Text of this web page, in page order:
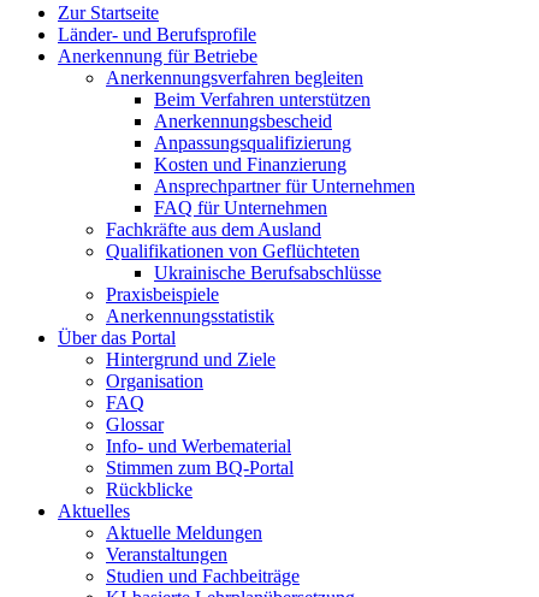
Zur Startseite
Länder- und Berufsprofile
Anerkennung für Betriebe
Anerkennungsverfahren begleiten
Beim Verfahren unterstützen
Anerkennungsbescheid
Anpassungsqualifizierung
Kosten und Finanzierung
Ansprechpartner für Unternehmen
FAQ für Unternehmen
Fachkräfte aus dem Ausland
Qualifikationen von Geflüchteten
Ukrainische Berufsabschlüsse
Praxisbeispiele
Anerkennungsstatistik
Über das Portal
Hintergrund und Ziele
Organisation
FAQ
Glossar
Info- und Werbematerial
Stimmen zum BQ-Portal
Rückblicke
Aktuelles
Aktuelle Meldungen
Veranstaltungen
Studien und Fachbeiträge